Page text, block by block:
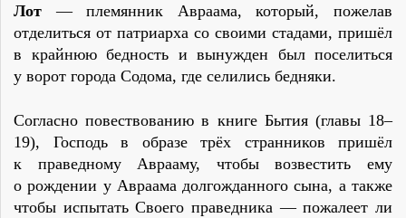
Лот — племянник Авраама, который, пожелав
отделиться от патриарха со своими стадами, пришёл
в крайнюю бедность и вынужден был поселиться
у ворот города Содома, где селились бедняки.
Согласно повествованию в книге Бытия (главы 18–
19), Господь в образе трёх странников пришёл
к праведному Аврааму, чтобы возвестить ему
о рождении у Авраама долгожданного сына, а также
чтобы испытать Своего праведника — пожалеет ли